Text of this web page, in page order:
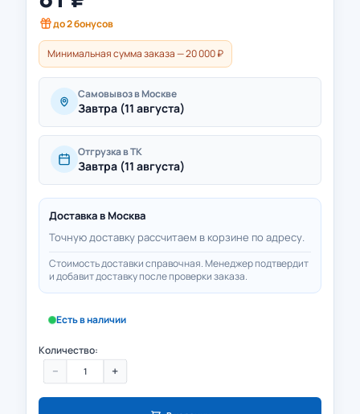
до2бонусов
Минимальная сумма заказа — 20 000 ₽
Самовывоз в Москве
Завтра (11 августа)
Отгрузка в ТК
Завтра (11 августа)
Доставка в Москва
Точную доставку рассчитаем в корзине по адресу.
Стоимость доставки справочная. Менеджер подтвердит
и добавит доставку после проверки заказа.
Есть в наличии
Количество:
− +